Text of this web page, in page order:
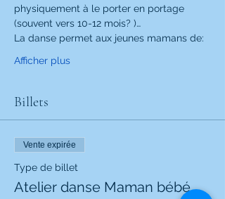
physiquement à le porter en portage
(souvent vers 10-12 mois? )…
La danse permet aux jeunes mamans de:
Afficher plus
Billets
Vente expirée
Type de billet
Atelier danse Maman bébé